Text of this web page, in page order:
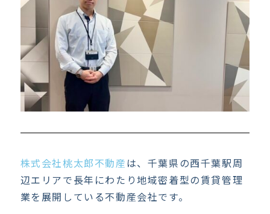
株式会社桃太郎不動産は、千葉県の西千葉駅周
辺エリアで長年にわたり地域密着型の賃貸管理
業を展開している不動産会社です。